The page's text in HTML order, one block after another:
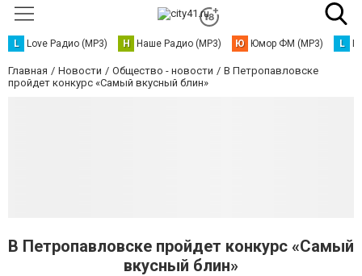
L Love Радио (MP3) Н Наше Радио (MP3) Ю Юмор ФМ (MP3) L
Главная Новости Общество - новости
В Петропавловске
пройдет конкурс «Самый вкусный блин»
В Петропавловске пройдет конкурс «Самый
вкусный блин»